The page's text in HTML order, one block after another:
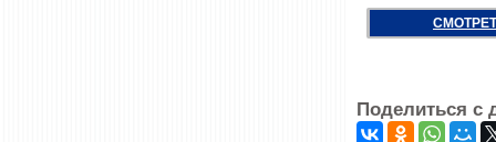
Поделиться с